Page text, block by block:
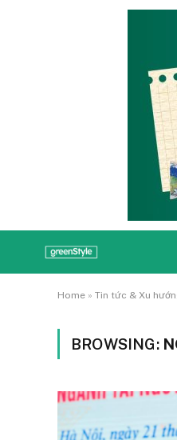
Home » Tin tức & Xu
BROWSING: